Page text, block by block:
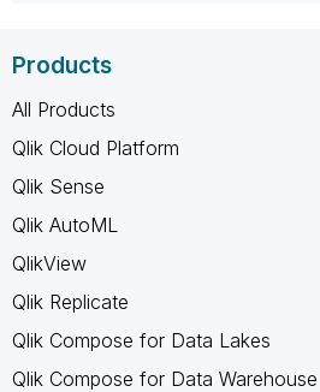
Products
All Products
Qlik Cloud Platform
Qlik Sense
Qlik AutoML
QlikView
Qlik Replicate
Qlik Compose for Data Lakes
Qlik Compose for Data Warehouse